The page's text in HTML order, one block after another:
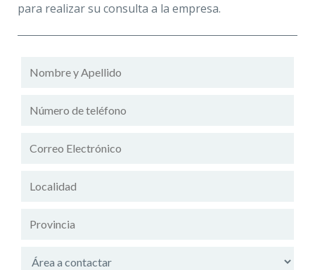
para realizar su consulta a la empresa.